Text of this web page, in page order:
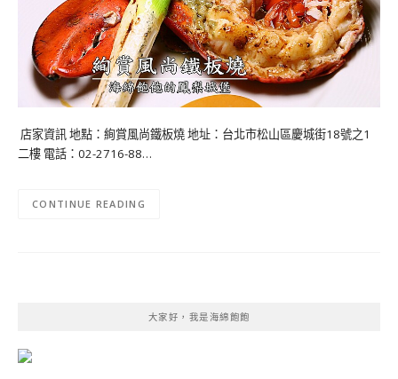
店家資訊 地點：絢賞風尚鐵板燒 地址：台北市松山區慶城街18號之1
二樓 電話：02-2716-88…
CONTINUE READING
大家好，我是海綿飽飽